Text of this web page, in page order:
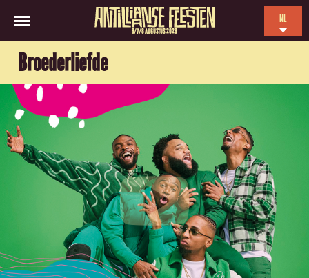
6/7/8 AUGUSTUS 2026
NL
Broederliefde